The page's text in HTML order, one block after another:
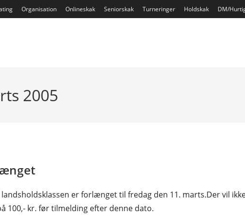
Organisation Onlineskak Seniorskak Turneringer Holdskak DM/
2005
er forlænget til fredag den 11. marts.Der vil
100,- kr. før tilmelding efter denne dato.